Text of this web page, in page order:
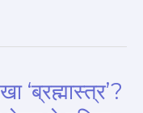
‘ब्रह्मास्त्र’?